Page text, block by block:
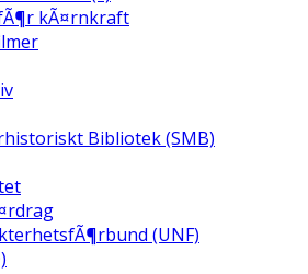
kÃ¤rnkraft
Bibliotek (SMB)
(UNF)